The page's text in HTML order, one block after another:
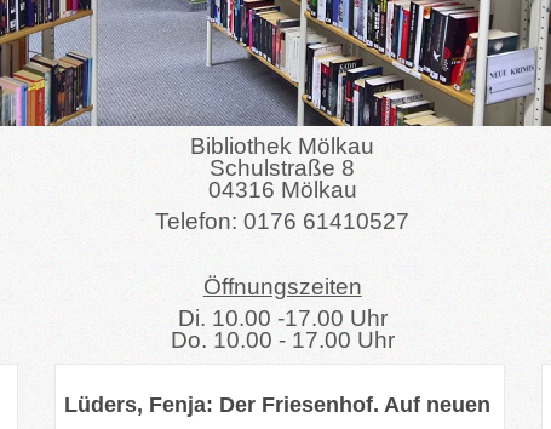
Bibliothek Mölkau
Schulstraße 8
04316 Mölkau
Telefon: 0176 61410527
Öffnungszeiten
Di. 10.00 -17.00 Uhr
Do. 10.00 - 17.00 Uhr
Lüders, Fenja: Der Friesenhof. Auf neuen